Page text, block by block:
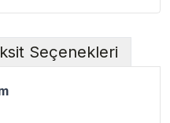
Seçenekleri